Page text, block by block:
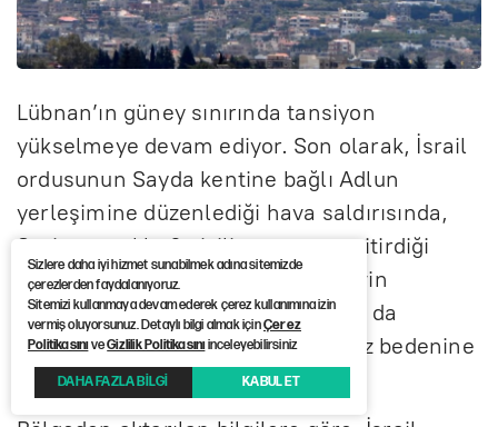
Lübnan’ın güney sınırında tansiyon
yükselmeye devam ediyor. Son olarak, İsrail
ordusunun Sayda kentine bağlı Adlun
yerleşimine düzenlediği hava saldırısında,
Suriye uyruklu 8 sivilin yaşamını yitirdiği
bildirildi. Saldırıda hedef alınan evin
enkazından, aralarında çocukların da
bulunduğu çok sayıda sivilin cansız bedenine
ulaşıldı.
Sizlere daha iyi hizmet sunabilmek adına sitemizde
çerezlerden faydalanıyoruz.
Sitemizi kullanmaya devam ederek çerez kullanımına izin
vermiş oluyorsunuz. Detaylı bilgi almak içinÇerez
PolitikasınıveGizlilik Politikasınıinceleyebilirsiniz
DAHA FAZLA BİLGİ KABUL ET